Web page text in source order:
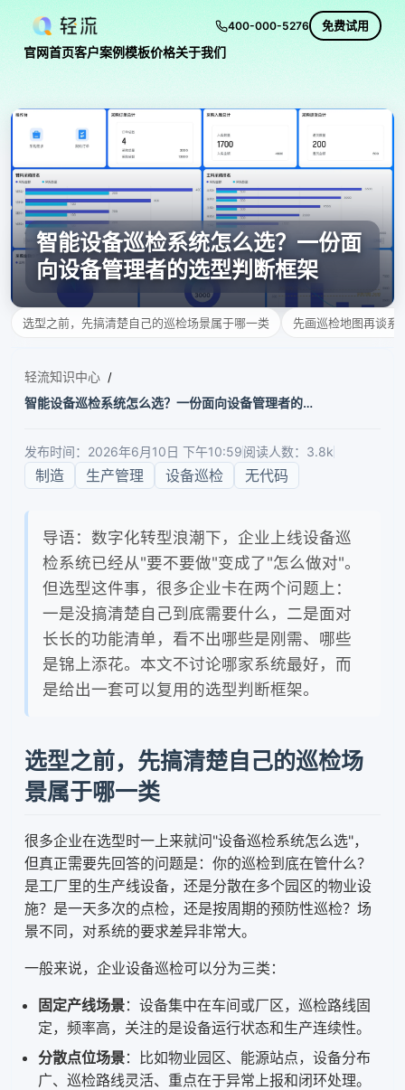
400-000-5276 免费试用
官网首页客户案例模板价格关于我们
智能设备巡检系统怎么选？一份面
向设备管理者的选型判断框架
选型之前，先搞清楚自己的巡检场景属于哪一类 先画巡检地图再谈系
轻流知识中心 /
智能设备巡检系统怎么选？一份面向设备管理者的选型判断框架
发布时间：2026年6月10日 下午10:59阅读人数：3.8k
制造 生产管理 设备巡检 无代码
导语：数字化转型浪潮下，企业上线设备巡
检系统已经从"要不要做"变成了"怎么做对"。
但选型这件事，很多企业卡在两个问题上：
一是没搞清楚自己到底需要什么，二是面对
长长的功能清单，看不出哪些是刚需、哪些
是锦上添花。本文不讨论哪家系统最好，而
是给出一套可以复用的选型判断框架。
选型之前，先搞清楚自己的巡检场
景属于哪一类
很多企业在选型时一上来就问"设备巡检系统怎么选"，
但真正需要先回答的问题是：你的巡检到底在管什么？
是工厂里的生产线设备，还是分散在多个园区的物业设
施？是一天多次的点检，还是按周期的预防性巡检？场
景不同，对系统的要求差异非常大。
一般来说，企业设备巡检可以分为三类：
固定产线场景：设备集中在车间或厂区，巡检路线固
定，频率高，关注的是设备运行状态和生产连续性。
分散点位场景：比如物业园区、能源站点，设备分布
广、巡检路线灵活、重点在于异常上报和闭环处理。